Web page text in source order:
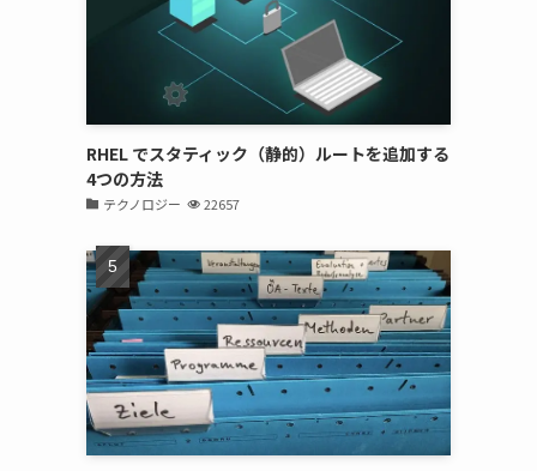
RHEL でスタティック（静的）ルートを追加する
4つの方法
テクノロジー 22657